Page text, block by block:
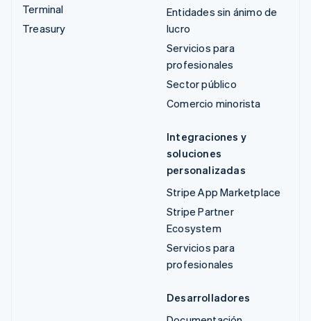
Terminal
Treasury
Entidades sin ánimo de
lucro
Servicios para
profesionales
Sector público
Comercio minorista
Integraciones y
soluciones
personalizadas
Stripe App Marketplace
Stripe Partner
Ecosystem
Servicios para
profesionales
Desarrolladores